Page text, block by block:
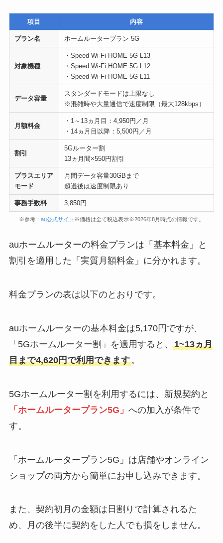
項目 内容
プラン名 ホームルータープラン 5G
対象機種
・Speed Wi-Fi HOME 5G L13
・Speed Wi-Fi HOME 5G L12
・Speed Wi-Fi HOME 5G L11
データ容量
スタンダードモードは上限なし
※混雑時や大量通信で速度制限（最大128kbps）
月額料金
・1～13ヵ月目：4,950円／月
・14ヵ月目以降：5,500円／月
割引
5Gルーター割
13ヵ月間×550円割引
プラスエリア
モード
月間データ容量30GBまで
超過後は速度制限あり
事務手数料 3,850円
※参考： au公式サイト ※価格は全て税込表示※2026年8月時点の情報です。
auホームルーターの料金プランは「基本料金」と
割引を適用した「実質月額料金」に分かれます。
料金プランの表は以下のとおりです。
auホームルーターの基本料金は5,170円ですが、
「5Gホームルーター割」を適用すると、 1~13ヵ月
目まで4,620円で利用できます。
5Gホームルーター割を利用するには、新規契約と
「ホームルータープラン5G」 への加入が条件で
す。
「ホームルータープラン5G」は店舗やオンライン
ショップの両方から簡単にお申し込みできます。
また、契約初月の金額は日割りで計算されるた
め、月の後半に契約をした人でも損をしません。